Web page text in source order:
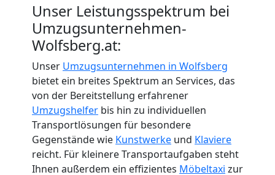
Unser Leistungsspektrum bei
Umzugsunternehmen-
Wolfsberg.at:
Unser Umzugsunternehmen in Wolfsberg
bietet ein breites Spektrum an Services, das
von der Bereitstellung erfahrener
Umzugshelfer bis hin zu individuellen
Transportlösungen für besondere
Gegenstände wie Kunstwerke und Klaviere
reicht. Für kleinere Transportaufgaben steht
Ihnen außerdem ein effizientes Möbeltaxi zur